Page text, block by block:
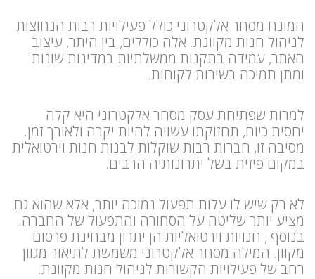
המונח מסחר אלקטרוני כולל פעילויות רבות הנחוצות
לניהול חנות מקוונת. אלה כוללים, בין היתר, עיצוב
האתר, עמידה בתקנות ממשלתיות במדינות שונות
ומתן תמיכה בשירות לקוחות.
למרות שפתיחת עסק מסחר אלקטרוני היא קלה
יחסית כיום, תחזוקתו עשויה להיות יקרה ולאורך זמן.
מסיבה זו, חברות רבות שוקלות לבנות חנות וירטואלית
במקום פיזית בשל יתרונותיה הרבים.
לא רק שיש לו עלות תפעול נמוכה יותר, אלא שהוא גם
מציע יותר שליטה על הסחורה והתפעול של החברה.
בנוסף , חנויות וירטואליות הן יתרון מבחינת פרסום
מקוון. המילה מסחר אלקטרוני משמשת לתיאור מגוון
רחב של פעילויות הקשורות לניהול חנות מקוונת.